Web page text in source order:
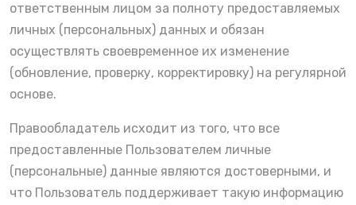
ответственным лицом за полноту предоставляемых
личных (персональных) данных и обязан
осуществлять своевременное их изменение
(обновление, проверку, корректировку) на регулярной
основе.
Правообладатель исходит из того, что все
предоставленные Пользователем личные
(персональные) данные являются достоверными, и
что Пользователь поддерживает такую информацию